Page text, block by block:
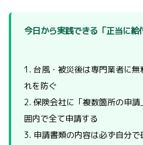
今日から実践できる「正当に
1. 台風・被災後は専門業者に
れを防ぐ
2. 保険会社に「複数箇所の申
囲内で全て申請する
3. 申請書類の内容は必ず自分